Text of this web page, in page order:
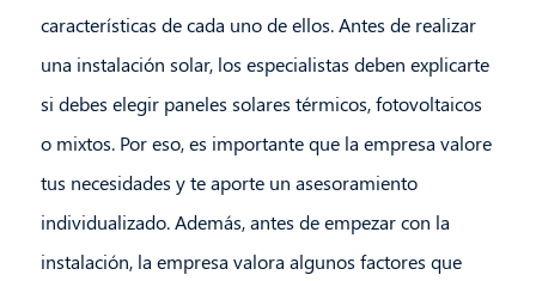
características de cada uno de ellos. Antes de realizar
una instalación solar, los especialistas deben explicarte
si debes elegir paneles solares térmicos, fotovoltaicos
o mixtos. Por eso, es importante que la empresa valore
tus necesidades y te aporte un asesoramiento
individualizado. Además, antes de empezar con la
instalación, la empresa valora algunos factores que